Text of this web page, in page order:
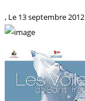
, Le 13 septembre 2012